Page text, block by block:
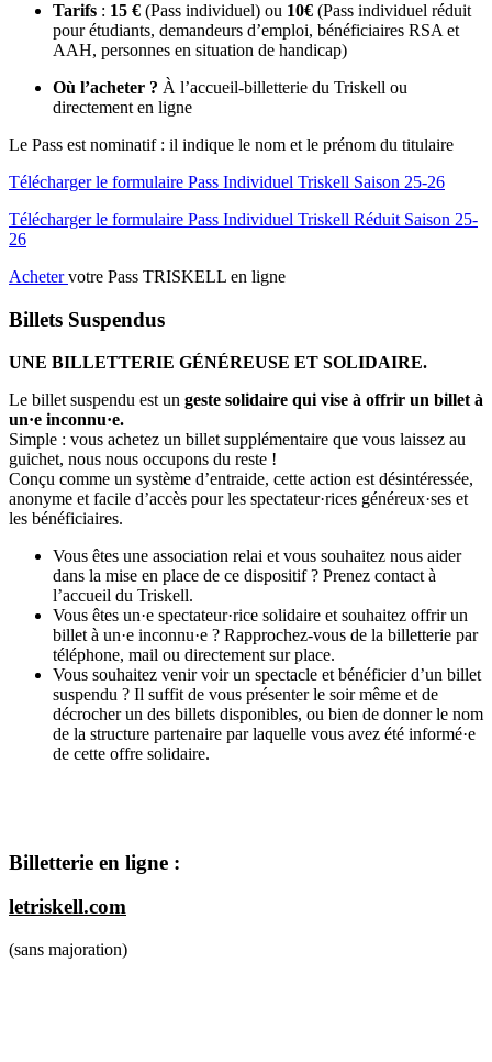
Tarifs : 15 € (Pass individuel) ou 10€ (Pass individuel réduit
pour étudiants, demandeurs d’emploi, bénéficiaires RSA et
AAH, personnes en situation de handicap)
Où l’acheter ? À l’accueil-billetterie du Triskell ou
directement en ligne
Le Pass est nominatif : il indique le nom et le prénom du titulaire
Télécharger le formulaire Pass Individuel Triskell Saison 25-26
Télécharger le formulaire Pass Individuel Triskell Réduit Saison 25-
26
Achetervotre Pass TRISKELL en ligne
Billets Suspendus
UNE BILLETTERIE GÉNÉREUSE ET SOLIDAIRE.
Le billet suspendu est un geste solidaire qui vise à offrir un billet à
un·e inconnu·e.
Simple : vous achetez un billet supplémentaire que vous laissez au
guichet, nous nous occupons du reste !
Conçu comme un système d’entraide, cette action est désintéressée,
anonyme et facile d’accès pour les spectateur·rices généreux·ses et
les bénéficiaires.
Vous êtes une association relai et vous souhaitez nous aider
dans la mise en place de ce dispositif ? Prenez contact à
l’accueil du Triskell.
Vous êtes un·e spectateur·rice solidaire et souhaitez offrir un
billet à un·e inconnu·e ? Rapprochez-vous de la billetterie par
téléphone, mail ou directement sur place.
Vous souhaitez venir voir un spectacle et bénéficier d’un billet
suspendu ? Il suffit de vous présenter le soir même et de
décrocher un des billets disponibles, ou bien de donner le nom
de la structure partenaire par laquelle vous avez été informé·e
de cette offre solidaire.
Billetterie en ligne :
letriskell.com
(sans majoration)